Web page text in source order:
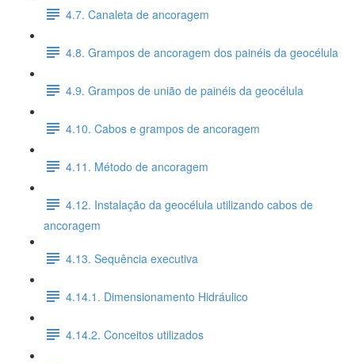
4.7. Canaleta de ancoragem
4.8. Grampos de ancoragem dos painéis da geocélula
4.9. Grampos de união de painéis da geocélula
4.10. Cabos e grampos de ancoragem
4.11. Método de ancoragem
4.12. Instalação da geocélula utilizando cabos de
ancoragem
4.13. Sequência executiva
4.14.1. Dimensionamento Hidráulico
4.14.2. Conceitos utilizados